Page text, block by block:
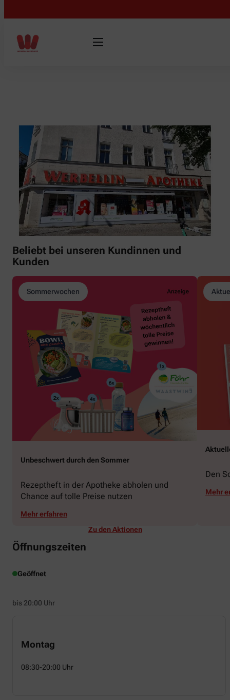
Beliebt bei unseren Kundinnen und
Kunden
Sommerwochen
Unbeschwert durch den Sommer
Rezeptheft in der Apotheke abholen und
Chance auf tolle Preise nutzen
Mehr erfahren
Den
Mehr
Zu den Aktionen
Öffnungszeiten
Geöffnet
bis 20:00 Uhr
Montag
08:30-20:00 Uhr